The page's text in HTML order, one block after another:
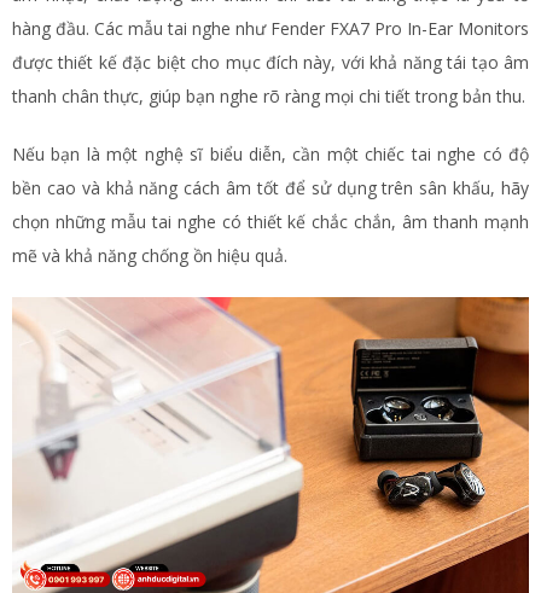
hàng đầu. Các mẫu tai nghe như Fender FXA7 Pro In-Ear Monitors
được thiết kế đặc biệt cho mục đích này, với khả năng tái tạo âm
thanh chân thực, giúp bạn nghe rõ ràng mọi chi tiết trong bản thu.
Nếu bạn là một nghệ sĩ biểu diễn, cần một chiếc tai nghe có độ
bền cao và khả năng cách âm tốt để sử dụng trên sân khấu, hãy
chọn những mẫu tai nghe có thiết kế chắc chắn, âm thanh mạnh
mẽ và khả năng chống ồn hiệu quả.